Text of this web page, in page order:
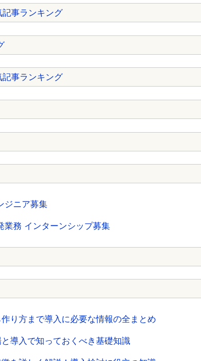
事ランキング
事ランキング
ジニア募集
業務 インターンシップ募集
り方まで導入に必要な情報の全まとめ
導入で知っておくべき基礎知識